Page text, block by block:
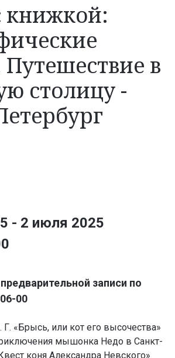
книжкой:
Путешествие в
столицу -
- 2 июля 2025
записи по
00
«Брысь, или кот его высочества»
мышонка Недо в Санкт-
коня Александра Невского»